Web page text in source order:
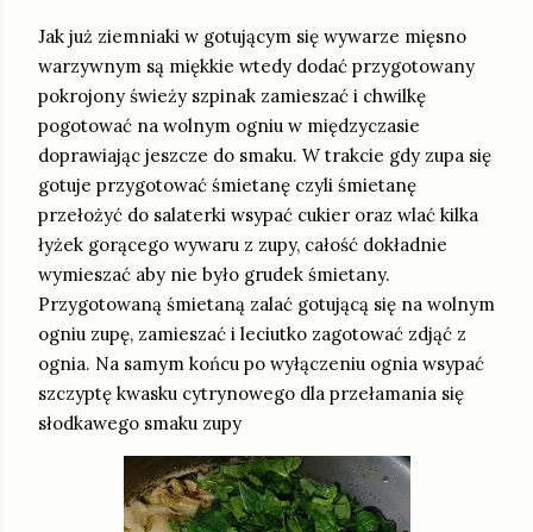
Jak już ziemniaki w gotującym się wywarze mięsno
warzywnym są miękkie wtedy dodać przygotowany
pokrojony świeży szpinak zamieszać i chwilkę
pogotować na wolnym ogniu w międzyczasie
doprawiając jeszcze do smaku. W trakcie gdy zupa się
gotuje przygotować śmietanę czyli śmietanę
przełożyć do salaterki wsypać cukier oraz wlać kilka
łyżek gorącego wywaru z zupy, całość dokładnie
wymieszać aby nie było grudek śmietany.
Przygotowaną śmietaną zalać gotującą się na wolnym
ogniu zupę, zamieszać i leciutko zagotować zdjąć z
ognia. Na samym końcu po wyłączeniu ognia wsypać
szczyptę kwasku cytrynowego dla przełamania się
słodkawego smaku zupy